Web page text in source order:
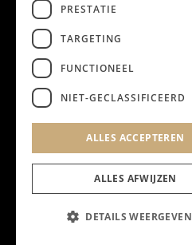
Adverteren
Algemeen
Privacyverklaring
Cookieverklaring
@2024 Chapeau Magazine
PRESTATIE
TARGETING
FUNCTIONEEL
NIET-GECLASSIFICEERD
ALLES ACCEPTEREN
ALLES AFWIJZEN
DETAILS WEERGEVEN